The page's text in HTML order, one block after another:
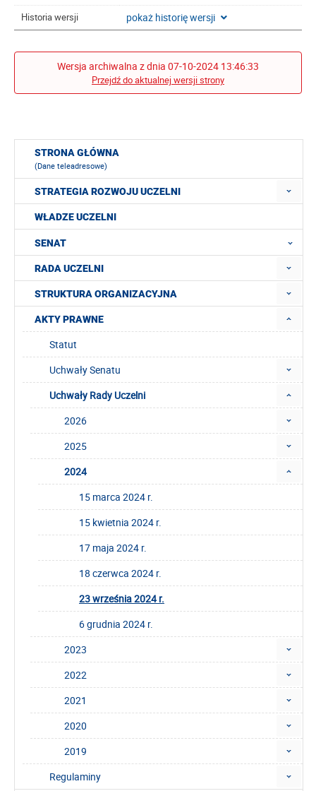
Historia wersji pokaż historię wersji
Wersja archiwalna z dnia 07-10-2024 13:46:33
Przejdź do aktualnej wersji strony
STRONA GŁÓWNA
(Dane teleadresowe)
STRATEGIA ROZWOJU UCZELNI
WŁADZE UCZELNI
SENAT
RADA UCZELNI
STRUKTURA ORGANIZACYJNA
AKTY PRAWNE
Statut
Uchwały Senatu
Uchwały Rady Uczelni
2026
2025
2024
15 marca 2024 r.
15 kwietnia 2024 r.
17 maja 2024 r.
18 czerwca 2024 r.
23 września 2024 r.
6 grudnia 2024 r.
2023
2022
2021
2020
2019
Regulaminy